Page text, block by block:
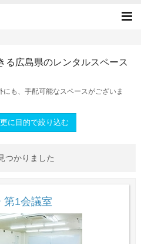
できる広島県のレンタ
る広島県のレンタルスペース
も、手配可能なスペースがございま
に目的で絞り込む
つかりました
第1会議室